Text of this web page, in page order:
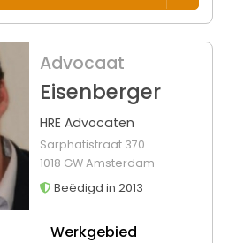
Advocaat
Eisenberger
HRE Advocaten
Sarphatistraat 370
1018 GW Amsterdam
Beëdigd in 2013
Werkgebied